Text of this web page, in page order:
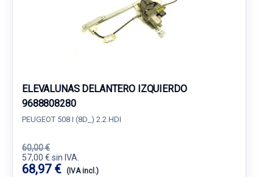
ELEVALUNAS DELANTERO IZQUIERDO
9688808280
PEUGEOT 508 I (8D_) 2.2 HDI
60,00 €
57,00 € sin IVA.
68,97 € (IVA incl.)